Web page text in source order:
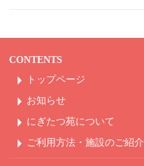
CONTENTS
トップページ
お知らせ
にぎたつ苑について
ご利用方法・ 施設のご紹介